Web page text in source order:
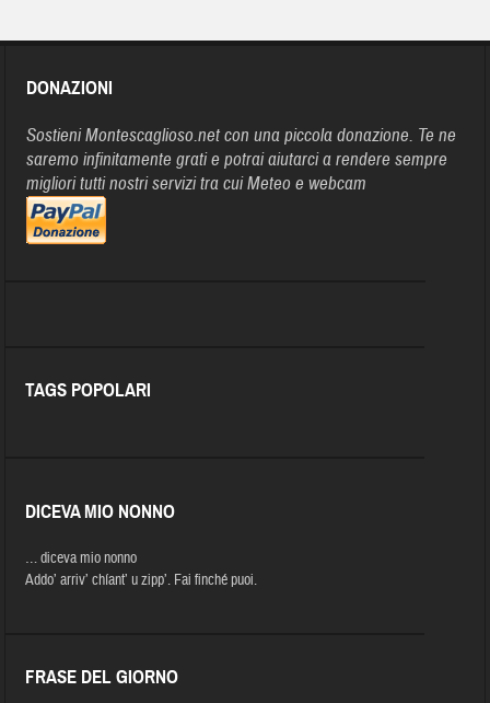
DONAZIONI
Sostieni Montescaglioso.net con una piccola donazione. Te ne
saremo infinitamente grati e potrai aiutarci a rendere sempre
migliori tutti nostri servizi tra cui Meteo e webcam
TAGS POPOLARI
DICEVA MIO NONNO
… diceva mio nonno
Addo’ arriv’ chíant’ u zipp’. Fai finché puoi.
FRASE DEL GIORNO